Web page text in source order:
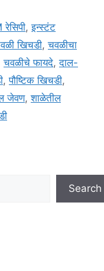
,इन्स्टंट
खिचडी,चवळीचा
चवळीचे फायदे,दाल-
,पौष्टिक खिचडी,
जेवण,शाळेतील
Search